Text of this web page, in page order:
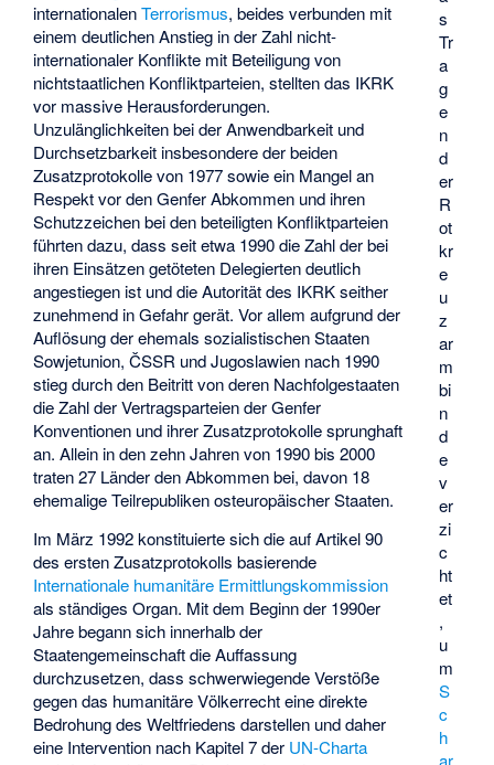
s
Tr
a
g
e
n
d
er
R
ot
kr
e
u
z
ar
m
bi
n
d
e
v
er
zi
c
ht
et
,
u
m
S
c
h
ar
internationalenTerrorismus, beides verbunden mit
einem deutlichen Anstieg in der Zahl nicht-
internationaler Konflikte mit Beteiligung von
nichtstaatlichen Konfliktparteien, stellten das IKRK
vor massive Herausforderungen.
Unzulänglichkeiten bei der Anwendbarkeit und
Durchsetzbarkeit insbesondere der beiden
Zusatzprotokolle von 1977 sowie ein Mangel an
Respekt vor den Genfer Abkommen und ihren
Schutzzeichen bei den beteiligten Konfliktparteien
führten dazu, dass seit etwa 1990 die Zahl der bei
ihren Einsätzen getöteten Delegierten deutlich
angestiegen ist und die Autorität des IKRK seither
zunehmend in Gefahr gerät. Vor allem aufgrund der
Auflösung der ehemals sozialistischen Staaten
Sowjetunion, ČSSR und Jugoslawien nach 1990
stieg durch den Beitritt von deren Nachfolgestaaten
die Zahl der Vertragsparteien der Genfer
Konventionen und ihrer Zusatzprotokolle sprunghaft
an. Allein in den zehn Jahren von 1990 bis 2000
traten 27 Länder den Abkommen bei, davon 18
ehemalige Teilrepubliken osteuropäischer Staaten.
Im März 1992 konstituierte sich die auf Artikel 90
des ersten Zusatzprotokolls basierende
Internationale humanitäre Ermittlungskommission
als ständiges Organ. Mit dem Beginn der 1990er
Jahre begann sich innerhalb der
Staatengemeinschaft die Auffassung
durchzusetzen, dass schwerwiegende Verstöße
gegen das humanitäre Völkerrecht eine direkte
Bedrohung des Weltfriedens darstellen und daher
eine Intervention nach Kapitel 7 der UN-Charta